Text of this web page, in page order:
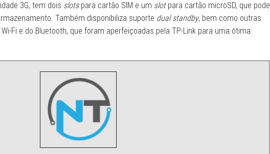
3G, tem dois slotspara cartão SIM e um slotpara cartão microSD, que pode
Também disponibiliza suporte dual standby, bem como outras
Fi e do Bluetooth, que foram aperfeiçoadas pela TP-Link para uma ótima